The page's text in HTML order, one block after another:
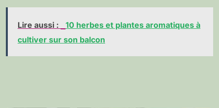
Lire aussi :
10 herbes et plantes aromatiques à
cultiver sur son balcon